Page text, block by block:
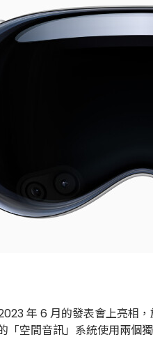
年 6 月的發表會上亮
空間音訊」系統使用兩個